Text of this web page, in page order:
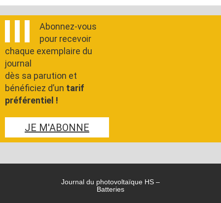
Abonnez-vous
pour recevoir
chaque exemplaire du
journal
dès sa parution et
bénéficiez d’un tarif
préférentiel !
JE M'ABONNE
Journal du photovoltaïque HS –
Batteries